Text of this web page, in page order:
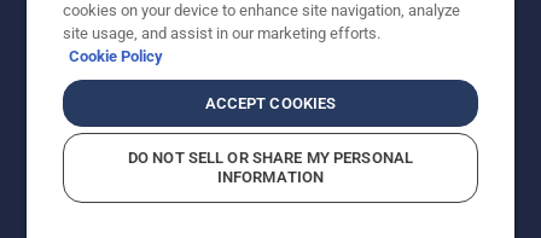
© Husqvarna AB (utgiver). Med enerett. Angitte priser
er veiledende priser. Alle oppgitte priser er veiledende
tilgjengelig for direkte kjøp.
Rapportering av mistanker om regelbruddÅpenhetsloven
Likestilling
cookies on your device to enhance site navigation, analyze
site usage, and assist in our marketing efforts.
Cookie Policy
ACCEPT COOKIES
DO NOT SELL OR SHARE MY PERSONAL
INFORMATION